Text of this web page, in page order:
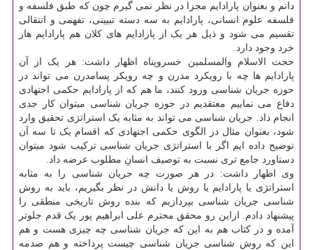
دانم و بعنوان پارادایم مجزا در نظر نمی گیرم چون که طبق فلسفه و
فلسفه علوم انسانی، پارادایم به سه دسته تبیینی، تفهمی و انتقالی
تقسیم می شود و ذیل هر یک از پارادایم های کلان هم پارادایم هار
خرد وجود دارد.
حجت الاسلام والمسلمین خسروپناه اظهار داشت: هر یک از آن
پارادایم ها چه با رویکرد مدرن و چه رویکر پسامدرن می تواند در
حوزه جریان شناسی ورود کنند، ما هم که از پارادایم حکمی اجتهادی
دفاع می نماییم معتقدیم در حوزه جریان شناسی میتوان کار جدی
انجام داد. جریان شناسی می تواند به مثابه یک استراتژی تحقیق وارد
شود، بعنوان مثال در الگوی حکمی اجتهادی که اقسام یک تا سه آن
توضیح داده ایم اگر با استراتژی جریان شناسی ترکیب شود میتوان
دستاورد جامع تری نسبت به توصیف انسانِ مطلوب عرضه داد.
وی اظهار داشت: در هر صورت چه جریان شناسی را به مثابه
استراتژی یا پارادایم یا روش یا دانش در نظر بگیریم، باید به روش
شناسی جریان شناسی بپردازیم که بنده روش تاریخی منطقی را
پیشنهاد دادم. ازاین رو محقق محترم علی ابراهیم پور یک قدم جلوتر
آمده و در کتاب هم به این که جریان شناسی چه چیزی هست و هم
این که روش شناسی جریان شناسی چیست پرداخته و هم صدمه